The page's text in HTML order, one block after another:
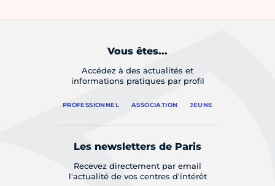
Vous êtes...
Accédez à des actualités et
informations pratiques par profil
PROFESSIONNEL ASSOCIATION JEUNE
Les newsletters de Paris
Recevez directement par email
l'actualité de vos centres d'intérêt